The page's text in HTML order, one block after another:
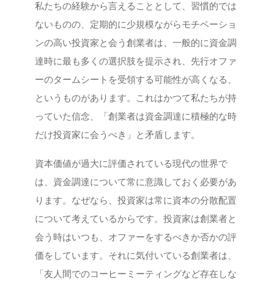
私たちの経験から言えることとして、習慣的では
ないものの、定期的に少規模ながらモチベーショ
ンの高い投資家と会う創業者は、一般的に資金調
達時に最も多くの選択肢を提示され、先行オファ
ーのタームシートを受領する可能性が高くなる、
というものがあります。これはかつて私たちが持
っていた信念、「創業者は資金調達に積極的な時
だけ投資家に会うべき」と矛盾します。
資本価値が過大に評価されている現代の世界で
は、資金調達について常に意識しておく必要があ
ります。なぜなら、投資家は常に資本の分散配置
について考えているからです。投資家は創業者と
会う時はいつも、オファーをするべきか否かの評
価をしています。それに気付いている創業者は、
「友人間でのコーヒーミーティングなど存在しな